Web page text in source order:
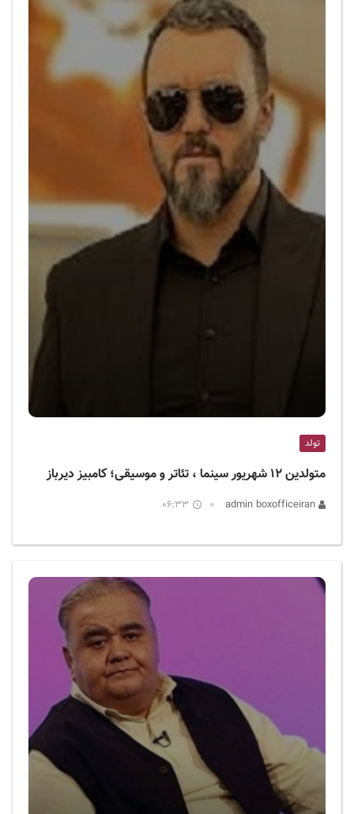
تولد
متولدین ۱۲ شهریور سینما ، تئاتر و موسیقی؛ کامبیز دیرباز
06:33